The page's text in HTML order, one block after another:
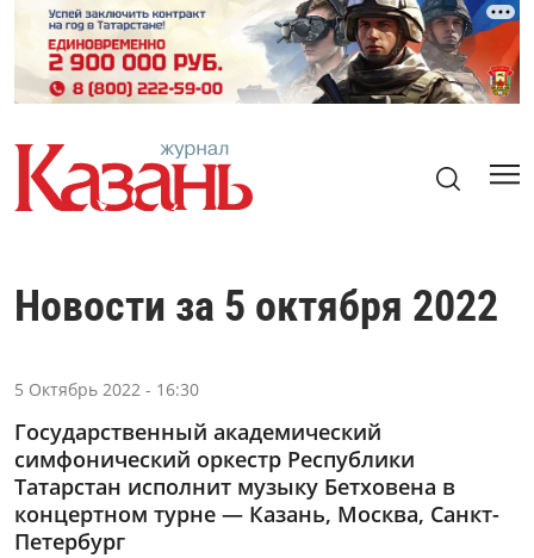
Новости за 5 октября 2022
5 Октябрь 2022 - 16:30
Государственный академический
симфонический оркестр Республики
Татарстан исполнит музыку Бетховена в
концертном турне — Казань, Москва, Санкт-
Петербург